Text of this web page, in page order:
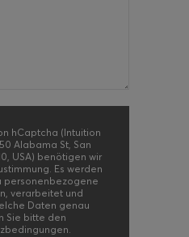
hCaptcha (Intuition
Alabama St, San
USA) benötigen wir
Es werden
personenbezogene
verarbeitet und
Daten genau
Sie bitte den